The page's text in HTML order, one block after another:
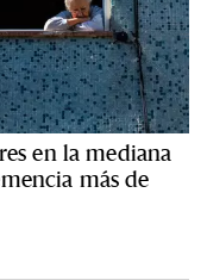
en la mediana
más de